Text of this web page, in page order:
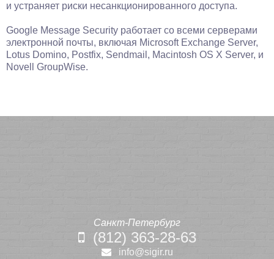
и устраняет риски несанкционированного доступа.
Google Message Security работает со всеми серверами
электронной почты, включая Microsoft Exchange Server,
Lotus Domino, Postfix, Sendmail, Macintosh OS X Server, и
Novell GroupWise.
Санкт-Петербург
(812) 363-28-63
info@sigir.ru